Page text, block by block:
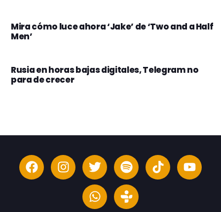
Mira cómo luce ahora ‘Jake’ de ‘Two and a Half
Men’
Rusia en horas bajas digitales, Telegram no
para de crecer